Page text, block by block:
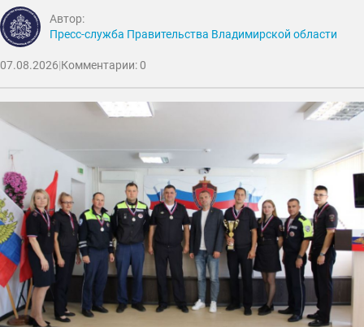
Автор:
Пресс-служба Правительства Владимирской области
07.08.2026|Комментарии: 0